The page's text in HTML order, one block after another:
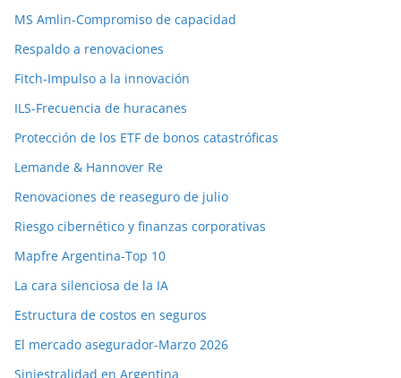
MS Amlin-Compromiso de capacidad
Respaldo a renovaciones
Fitch-Impulso a la innovación
ILS-Frecuencia de huracanes
Protección de los ETF de bonos catastróficas
Lemande & Hannover Re
Renovaciones de reaseguro de julio
Riesgo cibernético y finanzas corporativas
Mapfre Argentina-Top 10
La cara silenciosa de la IA
Estructura de costos en seguros
El mercado asegurador-Marzo 2026
Siniestralidad en Argentina